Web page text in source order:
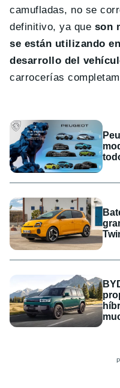
camufladas, no se
definitivo, ya que son
se están utilizando
desarrollo del
carrocerías